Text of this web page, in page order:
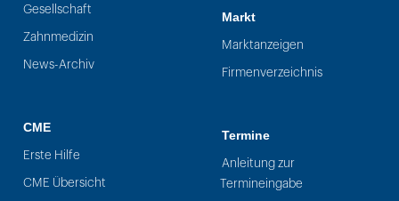
Gesellschaft
Zahnmedizin
News-Archiv
CME
Erste Hilfe
CME Übersicht
Markt
Marktanzeigen
Firmenverzeichnis
Termine
Anleitung zur
Termineingabe